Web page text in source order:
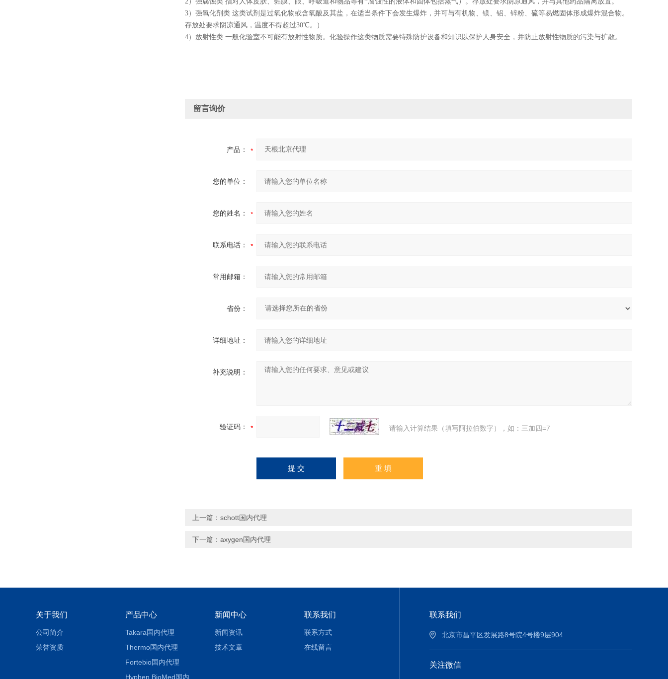
3）强氧化剂类 这类试剂是过氧化物或含氧酸及其盐，在适当条件下会发生爆炸，并可与有机物、镁、铝、锌粉、硫等易燃固体形成爆炸混合物。
存放处要求阴凉通风，温度不得超过30℃。）
4）放射性类 一般化验室不可能有放射性物质。化验操作这类物质需要特殊防护设备和知识以保护人身安全，并防止放射性物质的污染与扩散。
留言询价
产品：
您的单位：
您的姓名：
联系电话：
常用邮箱：
省份：
详细地址：
补充说明：
验证码： 请输入计算结果（填写阿拉伯数字），如：三加四=7
上一篇： schott国内代理
下一篇： axygen国内代理
关于我们
公司简介
荣誉资质
产品中心
Takara国内代理
Thermo国内代理
Fortebio国内代理
新闻中心
新闻资讯
技术文章
联系我们
联系方式
在线留言
联系我们
北京市昌平区发展路8号院4号楼9层904
关注微信